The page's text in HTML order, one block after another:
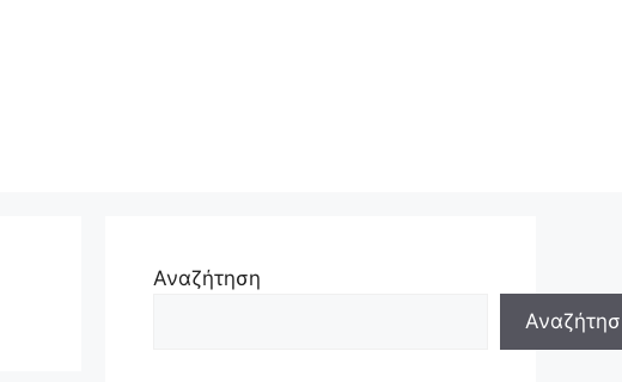
Αναζήτηση